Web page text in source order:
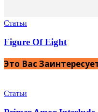
Статьи
Figure Of Eight
Это Вас
Статьи